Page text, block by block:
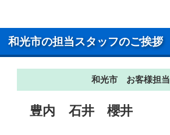
和光市の担当スタッフのご挨拶
和光市 お客様担当
豊内 石井 櫻井